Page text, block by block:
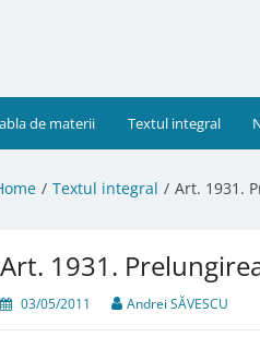
de materii Textul integral
Textul integral Art. 1931.
Art. 1931.
03/05/2011 Andrei SĂVESCU